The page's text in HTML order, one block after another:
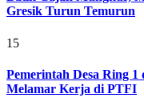
Gresik Turun Temurun
15
Pemerintah Desa Ring
Melamar Kerja di PTFI